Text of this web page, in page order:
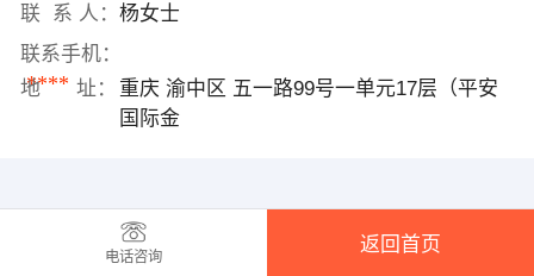
联 系 人： 杨女士
联系手机：
****
地 址：
重庆 渝中区 五一路99号一单元17层（平安
国际金
电话咨询
返回首页